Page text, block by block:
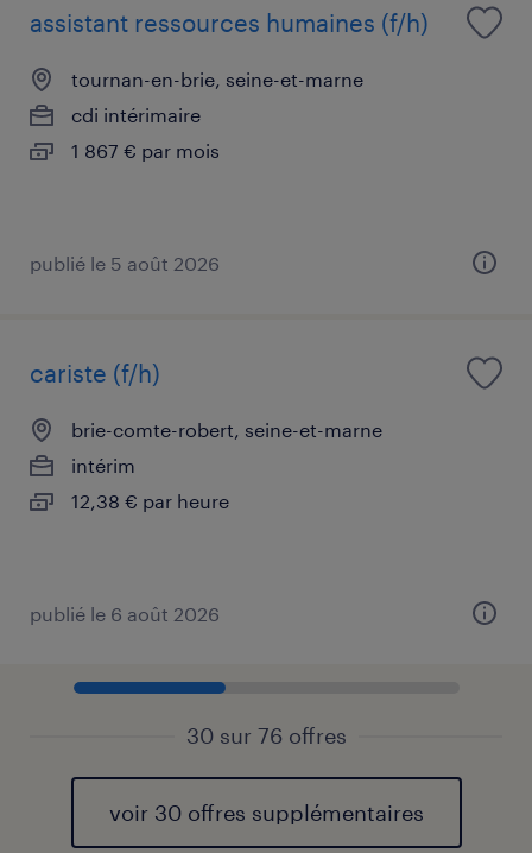
assistant ressources humaines (f/h)
tournan-en-brie, seine-et-marne
cdi intérimaire
1 867 € par mois
publié le 5 août 2026
cariste (f/h)
brie-comte-robert, seine-et-marne
intérim
12,38 € par heure
publié le 6 août 2026
30 sur 76 offres
voir 30 offres supplémentaires